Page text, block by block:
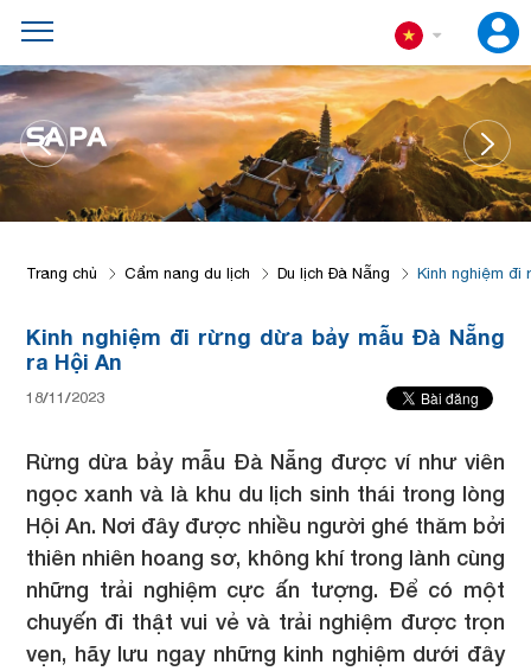
ĐÀ NẴNG
Trang chủ Cẩm nang du lịch Du lịch Đà Nẵng Kinh nghiệm đi
Kinh nghiệm đi rừng dừa bảy mẫu Đà Nẵng
ra Hội An
18/11/2023
Rừng dừa bảy mẫu Đà Nẵng được ví như viên
ngọc xanh và là khu du lịch sinh thái trong lòng
Hội An. Nơi đây được nhiều người ghé thăm bởi
thiên nhiên hoang sơ, không khí trong lành cùng
những trải nghiệm cực ấn tượng. Để có một
chuyến đi thật vui vẻ và trải nghiệm được trọn
vẹn, hãy lưu ngay những kinh nghiệm dưới đây